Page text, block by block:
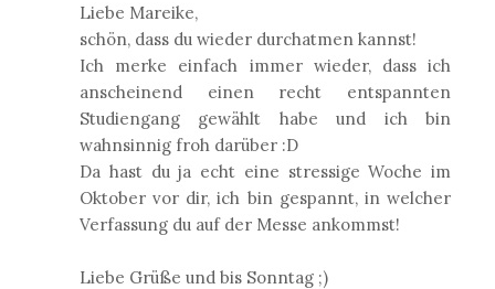
Liebe Mareike,
schön, dass du wieder durchatmen kannst!
Ich merke einfach immer wieder, dass ich
anscheinend einen recht entspannten
Studiengang gewählt habe und ich bin
wahnsinnig froh darüber :D
Da hast du ja echt eine stressige Woche im
Oktober vor dir, ich bin gespannt, in welcher
Verfassung du auf der Messe ankommst!
Liebe Grüße und bis Sonntag ;)